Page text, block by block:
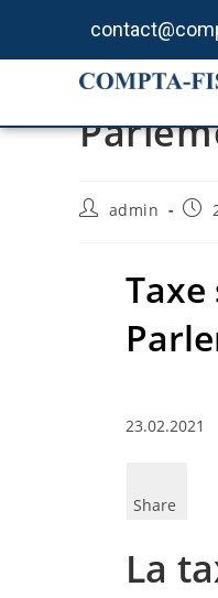
Taxe
admin
23.02.2021
Share
La